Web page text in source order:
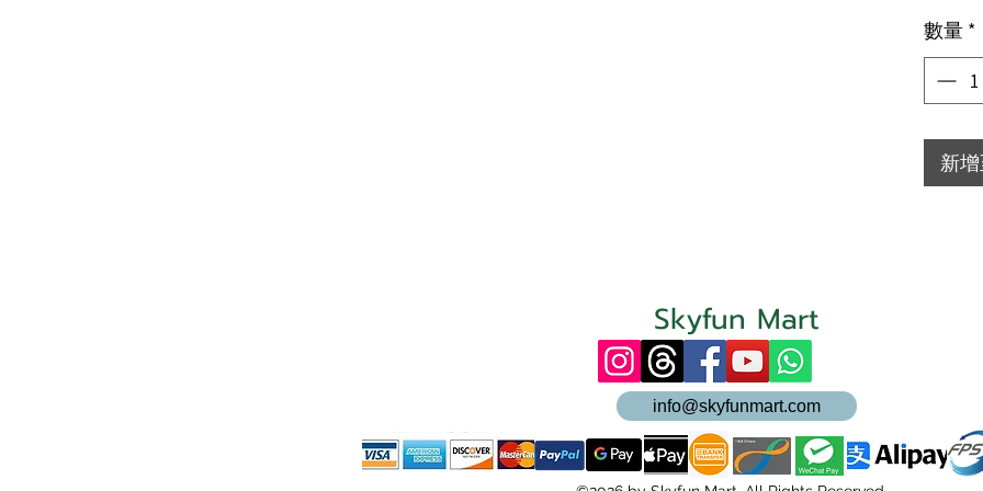
數量 *
新
Skyfun Mart
info@skyfunmart.com